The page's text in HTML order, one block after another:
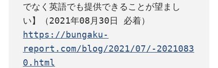
でなく英語でも提供できることが望まし
https://bungaku-
report.com/blog/2021/07/-2021083
0.html